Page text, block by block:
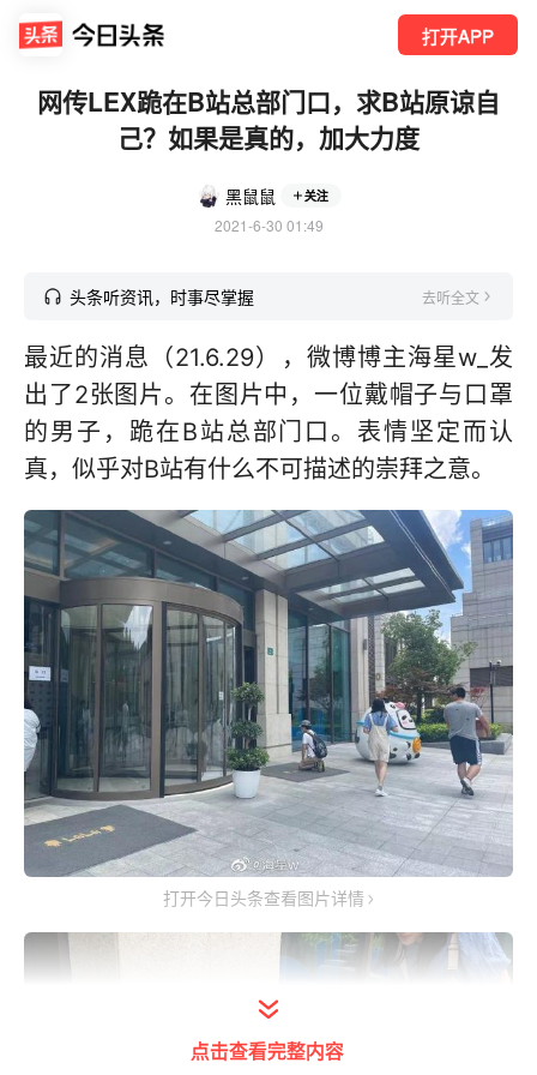
打开APP
网传LEX跪在B站总部门口，求B站原谅自
己？如果是真的，加大力度
黑鼠鼠 关注
2021-6-30 01:49
头条听资讯，时事尽掌握 去听全文
最近的消息（21.6.29），微博博主海星w_发
出了2张图片。在图片中，一位戴帽子与口罩
的男子，跪在B站总部门口。表情坚定而认
真，似乎对B站有什么不可描述的崇拜之意。
打开今日头条查看图片详情
点击查看完整内容